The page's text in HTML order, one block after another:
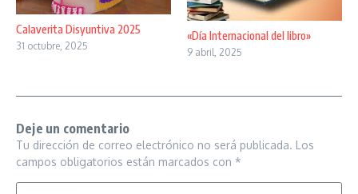
Calaverita Disyuntiva 2025
31 octubre, 2025
«Día Internacional del libro»
9 abril, 2025
Deje un comentario
Tu dirección de correo electrónico no será publicada. Los
campos obligatorios están marcados con *